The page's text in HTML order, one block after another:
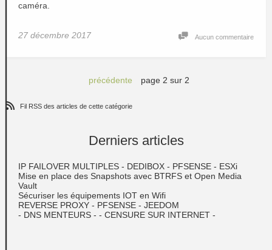
caméra.
27 décembre 2017 Aucun commentaire
précédente page 2 sur 2
Fil RSS des articles de cette catégorie
Derniers articles
IP FAILOVER MULTIPLES - DEDIBOX - PFSENSE - ESXi
Mise en place des Snapshots avec BTRFS et Open Media
Vault
Sécuriser les équipements IOT en Wifi
REVERSE PROXY - PFSENSE - JEEDOM
- DNS MENTEURS - - CENSURE SUR INTERNET -